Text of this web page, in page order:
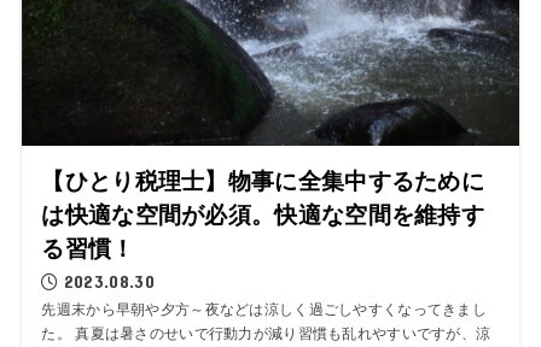
【ひとり税理士】物事に全集中するために
は快適な空間が必須。快適な空間を維持す
る習慣！
2023.08.30
先週末から早朝や夕方～夜などは涼しく過ごしやすくなってきまし
た。 真夏は暑さのせいで行動力が減り習慣も乱れやすいですが、涼